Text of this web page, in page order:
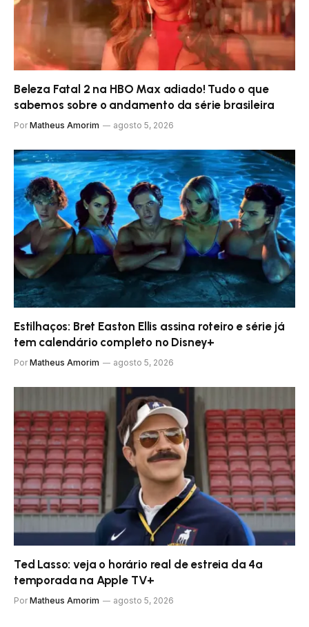
Beleza Fatal 2 na HBO Max adiado! Tudo o que
sabemos sobre o andamento da série brasileira
Por Matheus Amorim agosto 5, 2026
Estilhaços: Bret Easton Ellis assina roteiro e série já
tem calendário completo no Disney+
Por Matheus Amorim agosto 5, 2026
Ted Lasso: veja o horário real de estreia da 4ª
temporada na Apple TV+
Por Matheus Amorim agosto 5, 2026